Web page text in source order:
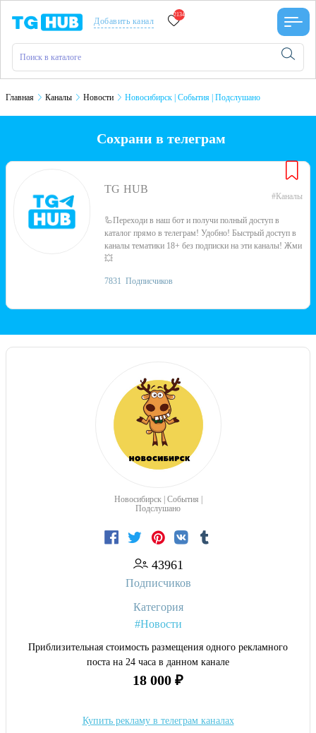
Добавить канал
2134
Главная Каналы Новости Новосибирск | События | Подслушано
Сохрани в телеграм
TG HUB
#Каналы
🦾Переходи в наш бот и получи полный доступ в
каталог прямо в телеграм! Удобно! Быстрый доступ в
каналы тематики 18+ без подписки на эти каналы! Жми
💥
7831 Подписчиков
Новосибирск | События |
Подслушано
43961
Подписчиков
Категория
#Новости
Приблизительная стоимость размещения одного рекламного
поста на 24 часа в данном канале
18 000 ₽
Купить рекламу в телеграм каналах